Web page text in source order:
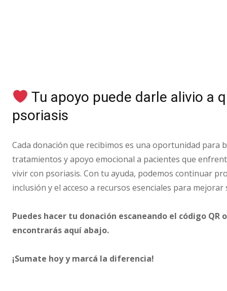
Tu apoyo puede darle alivio a
psoriasis
Cada donación que recibimos es una oportunidad para
tratamientos y apoyo emocional a pacientes que
vivir con psoriasis. Con tu ayuda, podemos continuar
inclusión y el acceso a recursos esenciales para mejorar
Puedes hacer tu donación escaneando el código QR
encontrarás aquí abajo.
¡Sumate hoy y marcá la diferencia!